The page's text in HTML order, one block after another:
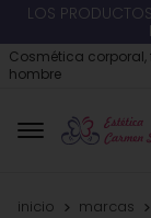
LOS
Cosmética
hombre
inicio marcas